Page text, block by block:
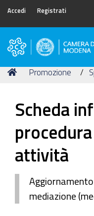
Accedi Registrati
Camera
Commercio
Tu
Home
Promozione
Scheda
attività
mediazione